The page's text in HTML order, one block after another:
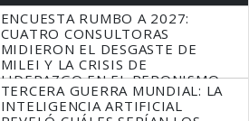
ENCUESTA RUMBO A 2027:
CUATRO CONSULTORAS
MIDIERON EL DESGASTE DE
MILEI Y LA CRISIS DE
LIDERAZGO EN EL PERONISMO
TERCERA GUERRA MUNDIAL: LA
INTELIGENCIA ARTIFICIAL